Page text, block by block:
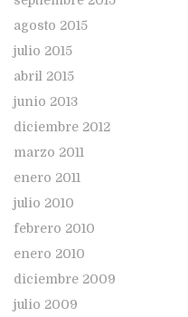
agosto 2015
julio 2015
abril 2015
junio 2013
diciembre 2012
marzo 2011
enero 2011
julio 2010
febrero 2010
enero 2010
diciembre 2009
julio 2009